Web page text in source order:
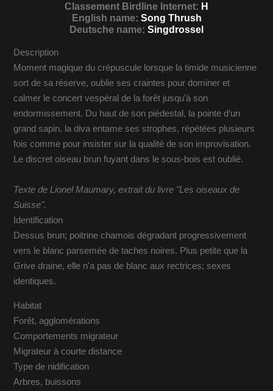
Classement Birdline Internet: H
English name: Song Thrush
Deutsche name: Singdrossel
Description
Moment magique du crépuscule lorsque la timide musicienne
sort de sa réserve, oublie ses craintes pour dominer et
calmer le concert vespéral de la forêt jusqu’à son
endormissement. Du haut de son piédestal, la pointe d’un
grand sapin, la diva entame ses strophes, répétées plusieurs
fois comme pour insister sur la qualité de son improvisation.
Le discret oiseau brun fuyant dans le sous-bois est oublié.
Texte de Lionel Maumary, extrait du livre "Les oiseaux de
Suisse".
Identification
Dessus brun; poitrine chamois dégradant progressivement
vers le blanc parsemée de taches noires. Plus petite que la
Grive draine, elle n'a pas de blanc aux rectrices; sexes
identiques.
Habitat
Forêt, agglomérations
Comportements migrateur
Migrateur à courte distance
Type de nidification
Arbres, buissons